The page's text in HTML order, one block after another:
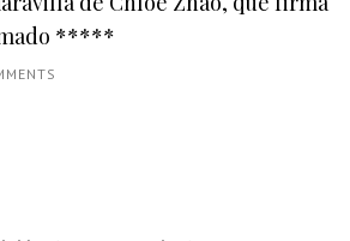
*****